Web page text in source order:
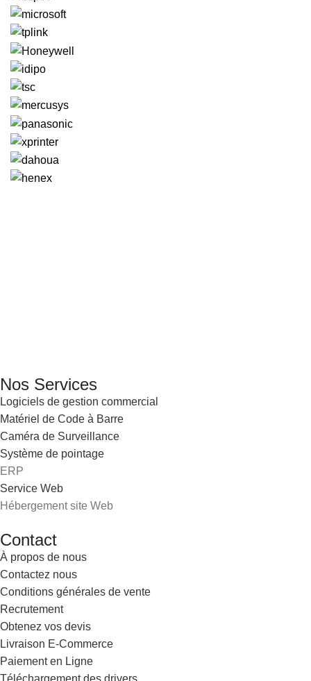
Nos Services
Logiciels de gestion commercial
Matériel de Code à Barre
Caméra de Surveillance
Système de pointage
ERP
Service Web
Hébergement site Web
Contact
À propos de nous
Contactez nous
Conditions générales de vente
Recrutement
Obtenez vos devis
Livraison E-Commerce
Paiement en Ligne